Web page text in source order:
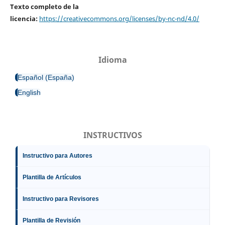
Texto completo de la
licencia: https://creativecommons.org/licenses/by-nc-nd/4.0/
Idioma
Español (España)
English
INSTRUCTIVOS
Instructivo para Autores
Plantilla de Artículos
Instructivo para Revisores
Plantilla de Revisión